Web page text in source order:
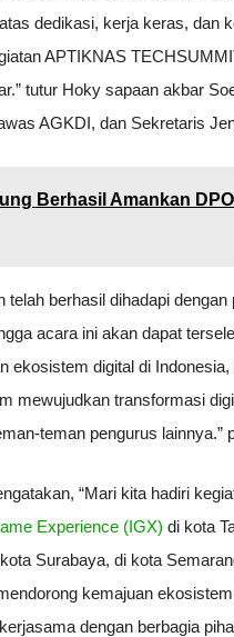
dedikasi, kerja keras, dan
APTIKNAS
tutur Hoky sapaan akbar
AGKDI, dan Sekretaris
Berhasil Amankan
telah berhasil dihadapi
acara ini akan dapat
ekosistem digital di
mewujudkan transformasi
teman pengurus lainnya.”
“Mari kita hadiri
Experience (IGX) di kota
Surabaya, di kota
kemajuan
dengan berbagia